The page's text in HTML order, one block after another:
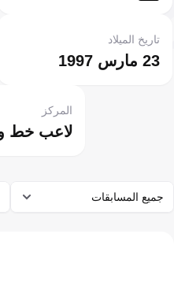
23 مارس 1997
تاريخ الميلاد
لاعب خط
المركز
جميع المسابقات